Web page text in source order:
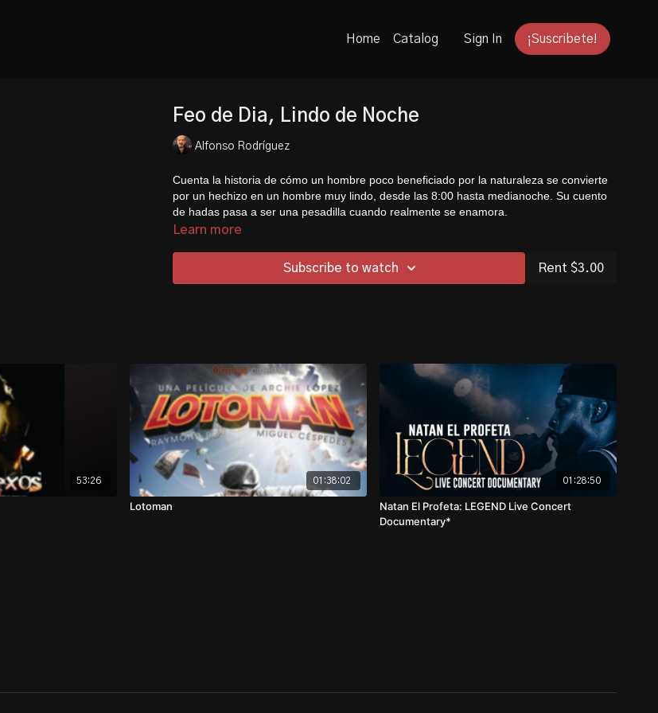
Home Catalog Sign In ¡Suscribete!
Feo de Dia, Lindo de Noche
Alfonso Rodríguez
Cuenta la historia de cómo un hombre poco beneficiado por la naturaleza se convierte
por un hechizo en un hombre muy lindo, desde las 8:00 hasta medianoche. Su cuento
de hadas pasa a ser una pesadilla cuando realmente se enamora.
Learn more
Subscribe to watch Rent $3.00
53:26 01:38:02
Lotoman
01:28:50
Natan El Profeta: LEGEND Live Concert
Documentary*